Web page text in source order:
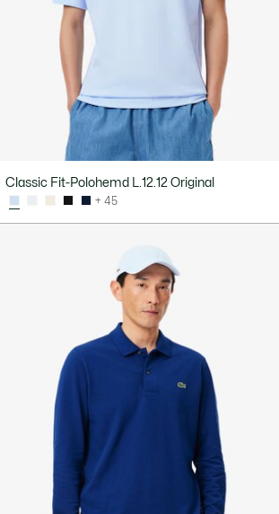
Classic Fit-Polohemd L.12.12 Original
+ 45